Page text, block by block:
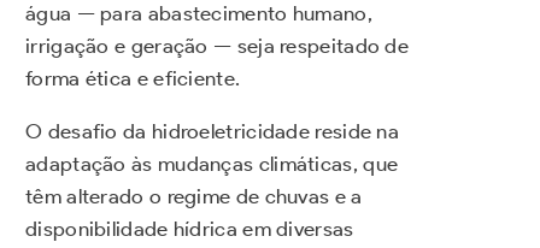
água — para abastecimento humano,
irrigação e geração — seja respeitado de
forma ética e eficiente.
O desafio da hidroeletricidade reside na
adaptação às mudanças climáticas, que
têm alterado o regime de chuvas e a
disponibilidade hídrica em diversas